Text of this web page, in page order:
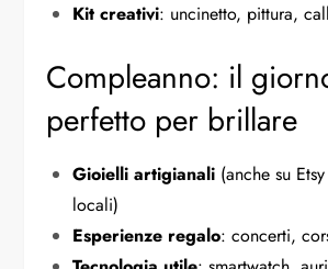
Kit creativi: uncinetto, pittura,
Compleanno: il
perfetto per brillare
Gioielli artigianali (anche su
locali)
Esperienze regalo: concerti,